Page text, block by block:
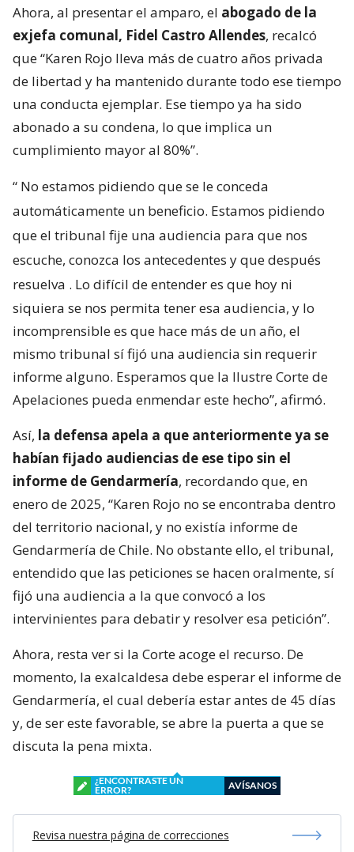
Ahora, al presentar el amparo, el abogado de la
exjefa comunal, Fidel Castro Allendes, recalcó
que “Karen Rojo lleva más de cuatro años privada
de libertad y ha mantenido durante todo ese tiempo
una conducta ejemplar. Ese tiempo ya ha sido
abonado a su condena, lo que implica un
cumplimiento mayor al 80%”.
“ No estamos pidiendo que se le conceda
automáticamente un beneficio. Estamos pidiendo
que el tribunal fije una audiencia para que nos
escuche, conozca los antecedentes y que después
resuelva . Lo difícil de entender es que hoy ni
siquiera se nos permita tener esa audiencia, y lo
incomprensible es que hace más de un año, el
mismo tribunal sí fijó una audiencia sin requerir
informe alguno. Esperamos que la Ilustre Corte de
Apelaciones pueda enmendar este hecho”, afirmó.
Así, la defensa apela a que anteriormente ya se
habían fijado audiencias de ese tipo sin el
informe de Gendarmería, recordando que, en
enero de 2025, “Karen Rojo no se encontraba dentro
del territorio nacional, y no existía informe de
Gendarmería de Chile. No obstante ello, el tribunal,
entendido que las peticiones se hacen oralmente, sí
fijó una audiencia a la que convocó a los
intervinientes para debatir y resolver esa petición”.
Ahora, resta ver si la Corte acoge el recurso. De
momento, la exalcaldesa debe esperar el informe de
Gendarmería, el cual debería estar antes de 45 días
y, de ser este favorable, se abre la puerta a que se
discuta la pena mixta.
¿ENCONTRASTE UN
ERROR?
AVÍSANOS
Revisa nuestra página de correcciones